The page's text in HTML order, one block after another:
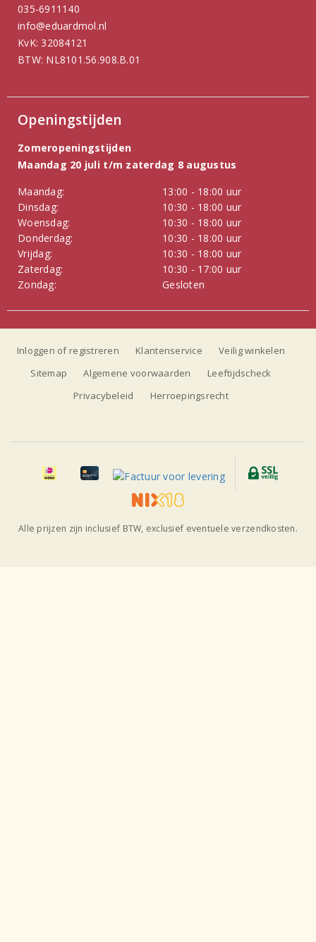
035-6911140
info@eduardmol.nl
KvK: 32084121
BTW: NL8101.56.908.B.01
Openingstijden
Zomeropeningstijden
Maandag 20 juli t/m zaterdag 8 augustus
Maandag:
13:00 - 18:00 uur
Dinsdag:
10:30 - 18:00 uur
Woensdag:
10:30 - 18:00 uur
Donderdag:
10:30 - 18:00 uur
Vrijdag:
10:30 - 18:00 uur
Zaterdag:
10:30 - 17:00 uur
Zondag:
Gesloten
Inloggen of registreren Klantenservice
Veilig winkelen
Sitemap
Algemene voorwaarden
Leeftijdscheck
Privacybeleid
Herroepingsrecht
Alle prijzen zijn inclusief BTW, exclusief eventuele verzendkosten.